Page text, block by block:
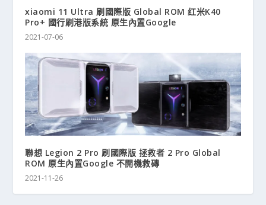
xiaomi 11 Ultra 刷國際版 Global ROM 红米K40
Pro+ 國行刷港版系統 原生內置Google
2021-07-06
聯想 Legion 2 Pro 刷國際版 拯救者 2 Pro Global
ROM 原生內置Google 不開機救磚
2021-11-26